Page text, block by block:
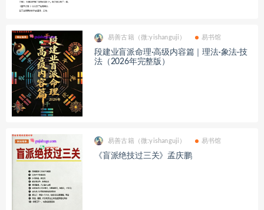
易善古籍（微:yishanguji） 易书馆
段建业盲派命理·高级内容篇｜理法·象法·技
法（2026年完整版）
易善古籍（微:yishanguji） 易书馆
《盲派绝技过三关》孟庆鹏